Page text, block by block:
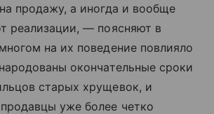
продажу, а иногда и вообще
реализации, — поясняют в
на их поведение повлияло
окончательные сроки
старых хрущевок, и
уже более четко